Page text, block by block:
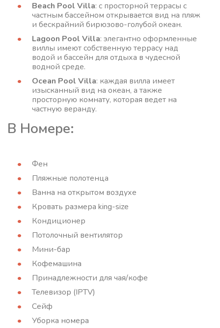
Beach Pool Villa: с просторной террасы с
частным бассейном открывается вид на пляж
и бескрайний бирюзово-голубой океан.
Lagoon Pool Villa: элегантно оформленные
виллы имеют собственную террасу над
водой и бассейн для отдыха в чудесной
водной среде.
Ocean Pool Villa: каждая вилла имеет
изысканный вид на океан, а также
просторную комнату, которая ведет на
частную веранду.
В Номере:
Фен
Пляжные полотенца
Ванна на открытом воздухе
Кровать размера king-size
Кондиционер
Потолочный вентилятор
Мини-бар
Кофемашина
Принадлежности для чая/кофе
Телевизор (IPTV)
Сейф
Уборка номера